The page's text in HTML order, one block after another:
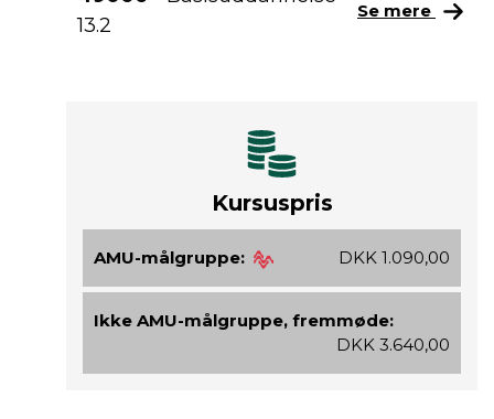
13.2
Se mere
Kursuspris
AMU-målgruppe: DKK 1.090,00
Ikke AMU-målgruppe, fremmøde:
DKK 3.640,00